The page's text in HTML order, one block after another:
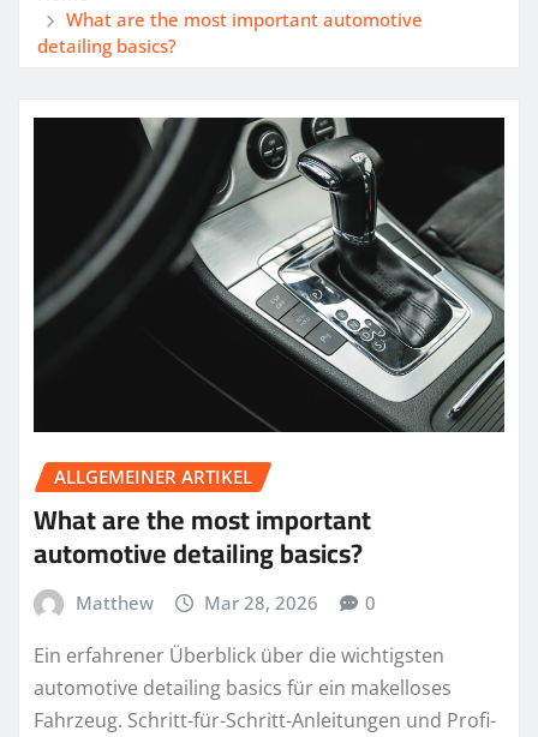
What are the most important automotive
detailing basics?
ALLGEMEINER ARTIKEL
What are the most important
automotive detailing basics?
Matthew Mar 28, 2026 0
Ein erfahrener Überblick über die wichtigsten
automotive detailing basics für ein makelloses
Fahrzeug. Schritt-für-Schritt-Anleitungen und Profi-